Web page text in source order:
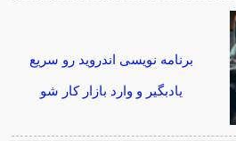
برنامه نویسی اندروید رو سریع
یادبگیر و وارد بازار کار شو